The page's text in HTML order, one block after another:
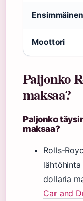
Moottori
Paljonko
maksaa?
Paljonko
maksaa?
Rolls-
dollaria
Car and